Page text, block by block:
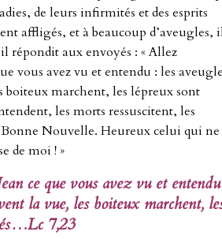
de leurs infirmités et des esprits
affligés, et à beaucoup d’aveugles,
répondit aux envoyés : « Allez
vous avez vu et entendu : les
boiteux marchent, les lépreux sont
les morts ressuscitent, les
Nouvelle. Heureux celui qui ne
de moi ! »
ce que vous avez vu et
la vue, les boiteux marchent,
7,23